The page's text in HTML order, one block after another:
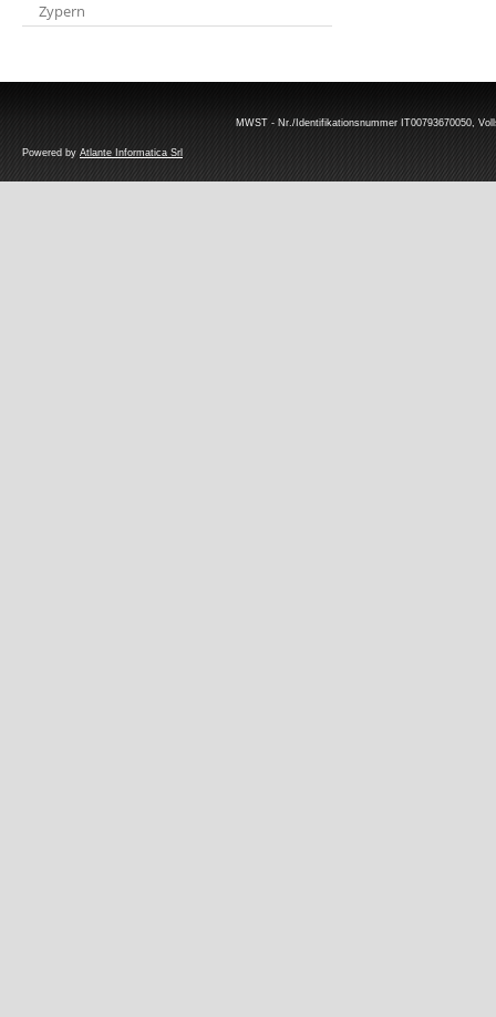
Zypern
MWST - Nr./Identifikationsnummer IT00793670050,
Powered by Atlante Informatica Srl